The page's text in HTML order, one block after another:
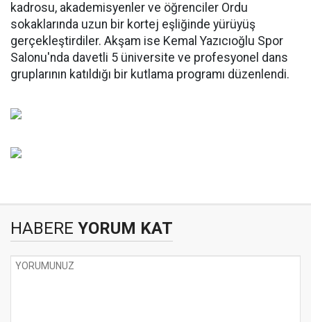
kadrosu, akademisyenler ve öğrenciler Ordu
sokaklarında uzun bir kortej eşliğinde yürüyüş
gerçekleştirdiler. Akşam ise Kemal Yazıcıoğlu Spor
Salonu'nda davetli 5 üniversite ve profesyonel dans
gruplarının katıldığı bir kutlama programı düzenlendi.
HABERE YORUM KAT